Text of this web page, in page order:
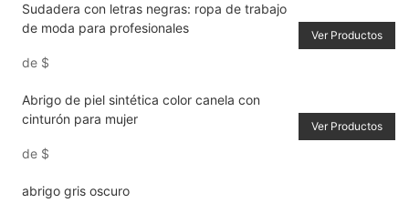
Sudadera con letras negras: ropa de trabajo
de moda para profesionales
de $
Ver Productos
Abrigo de piel sintética color canela con
cinturón para mujer
de $
Ver Productos
abrigo gris oscuro